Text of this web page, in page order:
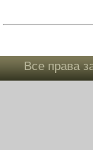
Все права